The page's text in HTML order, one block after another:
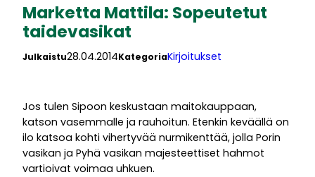
Marketta Mattila: Sopeutetut
taidevasikat
Julkaistu28.04.2014KategoriaKirjoitukset
Jos tulen Sipoon keskustaan maitokauppaan,
katson vasemmalle ja rauhoitun. Etenkin keväällä on
ilo katsoa kohti vihertyvää nurmikenttää, jolla Porin
vasikan ja Pyhä vasikan majesteettiset hahmot
vartioivat voimaa uhkuen.